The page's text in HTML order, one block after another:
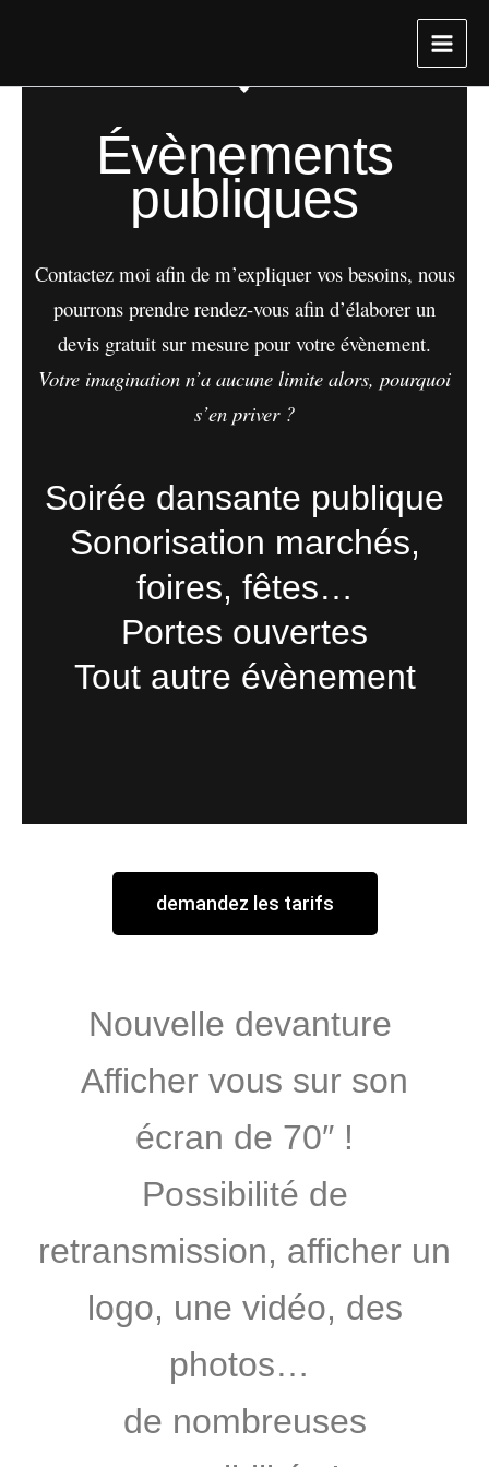
Évènements
publiques
Contactez moi afin de m’expliquer vos besoins, nous
pourrons prendre rendez-vous afin d’élaborer un
devis gratuit sur mesure pour votre évènement.
Votre imagination n’a aucune limite alors, pourquoi
s’en priver ?
Soirée dansante publique
Sonorisation marchés,
foires, fêtes…
Portes ouvertes
Tout autre évènement
demandez les tarifs
Nouvelle devanture
Afficher vous sur son
écran de 70″ !
Possibilité de
retransmission, afficher un
logo, une vidéo, des
photos…
de nombreuses